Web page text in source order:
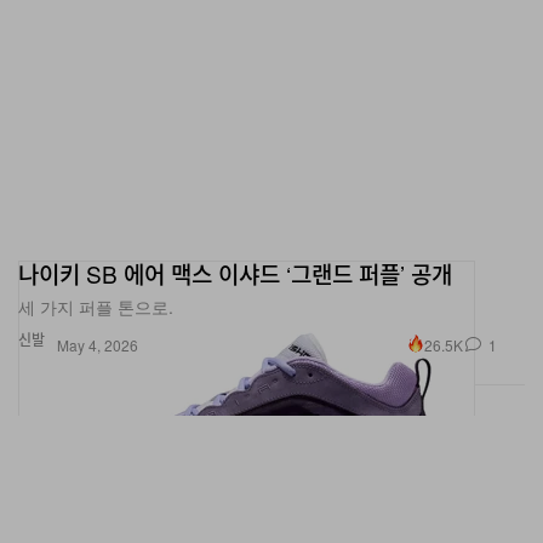
신발
나이키 SB 에어 맥스 이샤드 ‘그랜드 퍼플’ 공개
세 가지 퍼플 톤으로.
May 4, 2026 26.5K 1